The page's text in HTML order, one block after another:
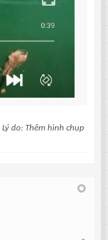
Lý do: Thêm hình chụp